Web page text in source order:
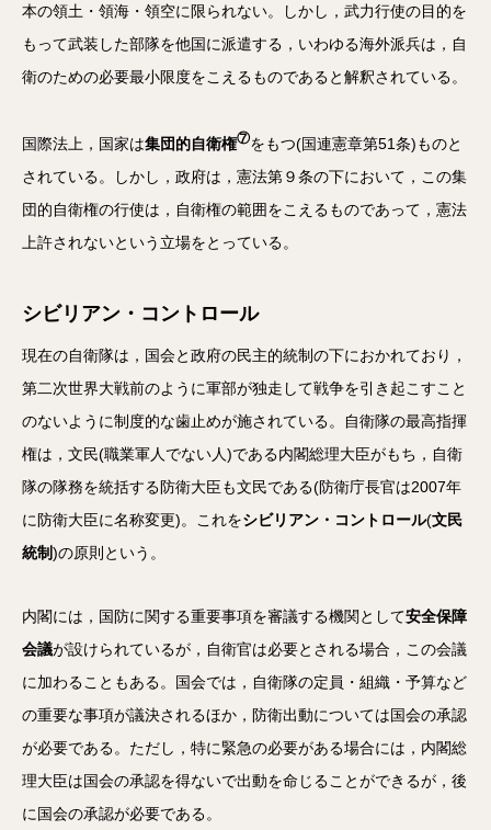
本の領土・領海・領空に限られない。しかし，武力行使の目的を
もって武装した部隊を他国に派遣する，いわゆる海外派兵は，自
衛のための必要最小限度をこえるものであると解釈されている。
国際法上，国家は集団的自衛権⑦をもつ(国連憲章第51条)ものと
されている。しかし，政府は，憲法第９条の下において，この集
団的自衛権の行使は，自衛権の範囲をこえるものであって，憲法
上許されないという立場をとっている。
シビリアン・コントロール
現在の自衛隊は，国会と政府の民主的統制の下におかれており，
第二次世界大戦前のように軍部が独走して戦争を引き起こすこと
のないように制度的な歯止めが施されている。自衛隊の最高指揮
権は，文民(職業軍人でない人)である内閣総理大臣がもち，自衛
隊の隊務を統括する防衛大臣も文民である(防衛庁長官は2007年
に防衛大臣に名称変更)。これをシビリアン・コントロール(文民
統制)の原則という。
内閣には，国防に関する重要事項を審議する機関として安全保障
会議が設けられているが，自衛官は必要とされる場合，この会議
に加わることもある。国会では，自衛隊の定員・組織・予算など
の重要な事項が議決されるほか，防衛出動については国会の承認
が必要である。ただし，特に緊急の必要がある場合には，内閣総
理大臣は国会の承認を得ないで出動を命じることができるが，後
に国会の承認が必要である。